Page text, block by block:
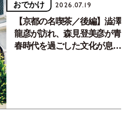
おでかけ 2026.07.19
【京都の名喫茶／後編】澁澤
龍彦が訪れ、森見登美彦が青
春時代を過ごした文化が息づ